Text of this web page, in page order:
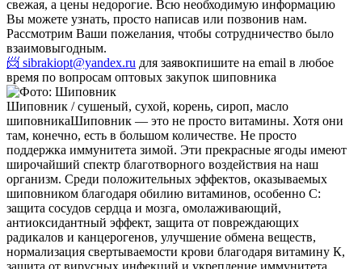
свежая, а цены недорогие. Всю необходимую информацию
Вы можете узнать, просто написав или позвонив нам.
Рассмотрим Ваши пожелания, чтобы сотрудничество было
взаимовыгодным.
📨 sibrakiopt@yandex.ru для заявокпишите на email в любое
время по вопросам оптовых закупок шиповника
Шиповник / сушеный, сухой, корень, сироп, масло
шиповникаШиповник — это не просто витамины. Хотя они
там, конечно, есть в большом количестве. Не просто
поддержка иммунитета зимой. Эти прекрасные ягоды имеют
широчайший спектр благотворного воздействия на наш
организм. Среди положительных эффектов, оказываемых
шиповником благодаря обилию витаминов, особенно С:
защита сосудов сердца и мозга, омолаживающий,
антиоксидантный эффект, защита от повреждающих
радикалов и канцерогенов, улучшение обмена веществ,
нормализация свертываемости крови благодаря витамину К,